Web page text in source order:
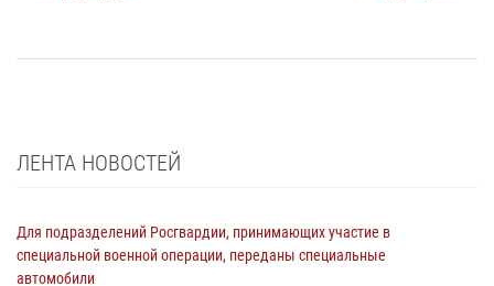
ЛЕНТА НОВОСТЕЙ
Для подразделений Росгвардии, принимающих участие в
специальной военной операции, переданы специальные
автомобили